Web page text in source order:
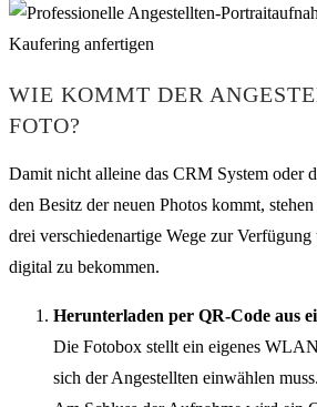
WIE KOMMT DER
FOTO?
Damit nicht alleine das CRM System oder
den Besitz der neuen Photos kommt,
drei verschiedenartige Wege zur
digital zu bekommen.
Herunterladen per QR-Code aus
Die Fotobox stellt ein eigenes
sich der Angestellten einwählen muss.